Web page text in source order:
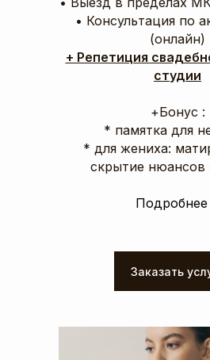
‌• Консультация по
(онлайн)
+ Репетиция
студии
‌+Бонус :
* памятка для
* для жениха:
скрытие нюансов
Подробнее
Заказать